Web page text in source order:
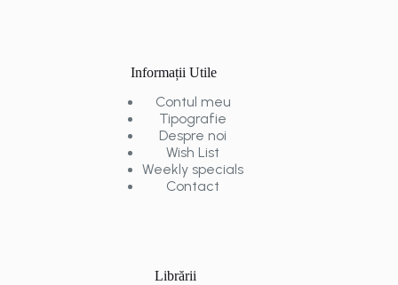
Informații Utile
Contul meu
Tipografie
Despre noi
Wish List
Weekly specials
Contact
Librării